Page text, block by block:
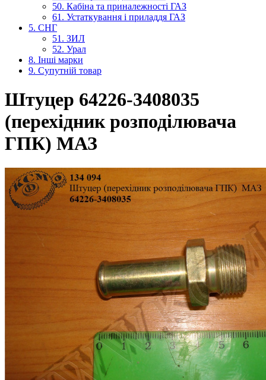
50. Кабіна та приналежності ГАЗ
61. Устаткування і приладдя ГАЗ
5. СНГ
51. ЗИЛ
52. Урал
8. Інші марки
9. Супутній товар
Штуцер 64226-3408035
(перехідник розподілювача
ГПК) МАЗ